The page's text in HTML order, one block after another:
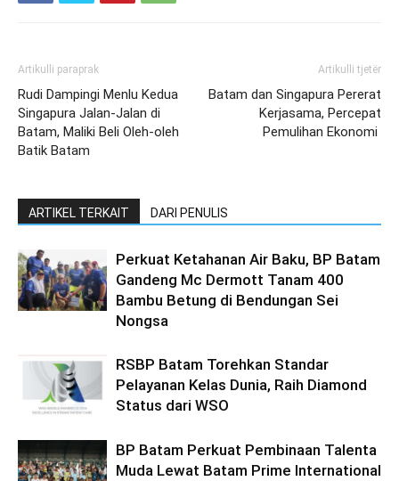
Artikulli paraprak
Rudi Dampingi Menlu Kedua
Singapura Jalan-Jalan di
Batam, Maliki Beli Oleh-oleh
Batik Batam
Artikulli tjetër
Batam dan Singapura Pererat
Kerjasama, Percepat
Pemulihan Ekonomi
ARTIKEL TERKAIT DARI PENULIS
Perkuat Ketahanan Air Baku, BP Batam
Gandeng Mc Dermott Tanam 400
Bambu Betung di Bendungan Sei
Nongsa
RSBP Batam Torehkan Standar
Pelayanan Kelas Dunia, Raih Diamond
Status dari WSO
BP Batam Perkuat Pembinaan Talenta
Muda Lewat Batam Prime International